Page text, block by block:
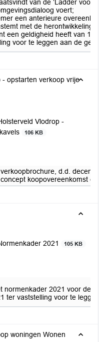
van de ‘Ladder voor
voert;
een anterieure
met de herontwikkeling;
een geldigheid heeft van 1
voor te leggen aan de
- opstarten verkoop vrije
Vlodrop -
106 KB
d.d.
koopovereenkomst en
2021
105 KB
normenkader 2021 voor de
ter vaststelling voor te leggen
woningen Wonen